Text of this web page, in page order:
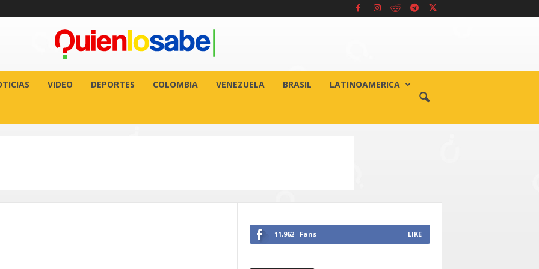
VIDEO DEPORTES COLOMBIA VENEZUELA BRASIL LATINOAMERICA
11,962 Fans LIKE